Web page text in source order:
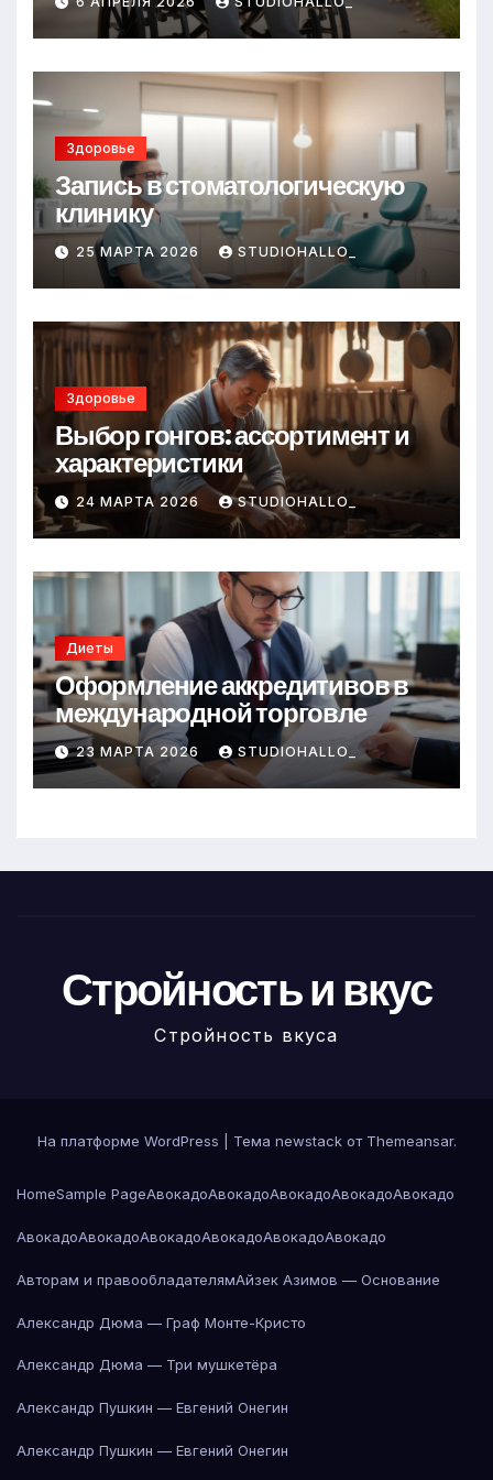
Здоровье
Запись в стоматологическую
клинику
25 МАРТА 2026 STUDIOHALLO_
Здоровье
Выбор гонгов: ассортимент и
характеристики
24 МАРТА 2026 STUDIOHALLO_
Диеты
Оформление аккредитивов в
международной торговле
23 МАРТА 2026 STUDIOHALLO_
Стройность и вкус
Стройность вкуса
На платформе WordPress Тема newstack от Themeansar.
HomeSample PageАвокадоАвокадоАвокадоАвокадоАвокадо
АвокадоАвокадоАвокадоАвокадоАвокадоАвокадо
Авторам и правообладателямАйзек Азимов — Основание
Александр Дюма — Граф Монте-Кристо
Александр Дюма — Три мушкетёра
Александр Пушкин — Евгений Онегин
Александр Пушкин — Евгений Онегин